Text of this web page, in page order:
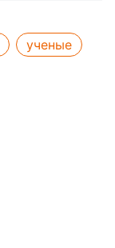
ученые